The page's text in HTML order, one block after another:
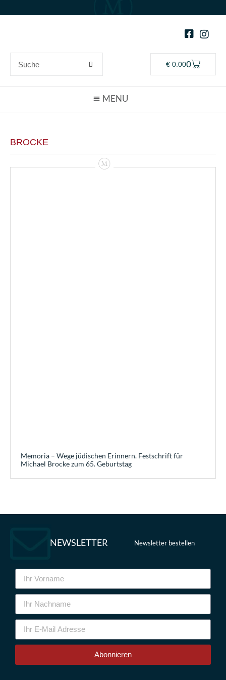
€0.000
BROCKE
Memoria – Wege jüdischen Erinnern. Festschrift für
Michael Brocke zum 65. Geburtstag
NEWSLETTER Newsletter bestellen
Abonnieren